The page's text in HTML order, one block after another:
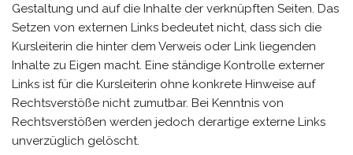
Gestaltung und auf die Inhalte der verknüpften Seiten. Das
Setzen von externen Links bedeutet nicht, dass sich die
Kursleiterin die hinter dem Verweis oder Link liegenden
Inhalte zu Eigen macht. Eine ständige Kontrolle externer
Links ist für die Kursleiterin ohne konkrete Hinweise auf
Rechtsverstöße nicht zumutbar. Bei Kenntnis von
Rechtsverstößen werden jedoch derartige externe Links
unverzüglich gelöscht.